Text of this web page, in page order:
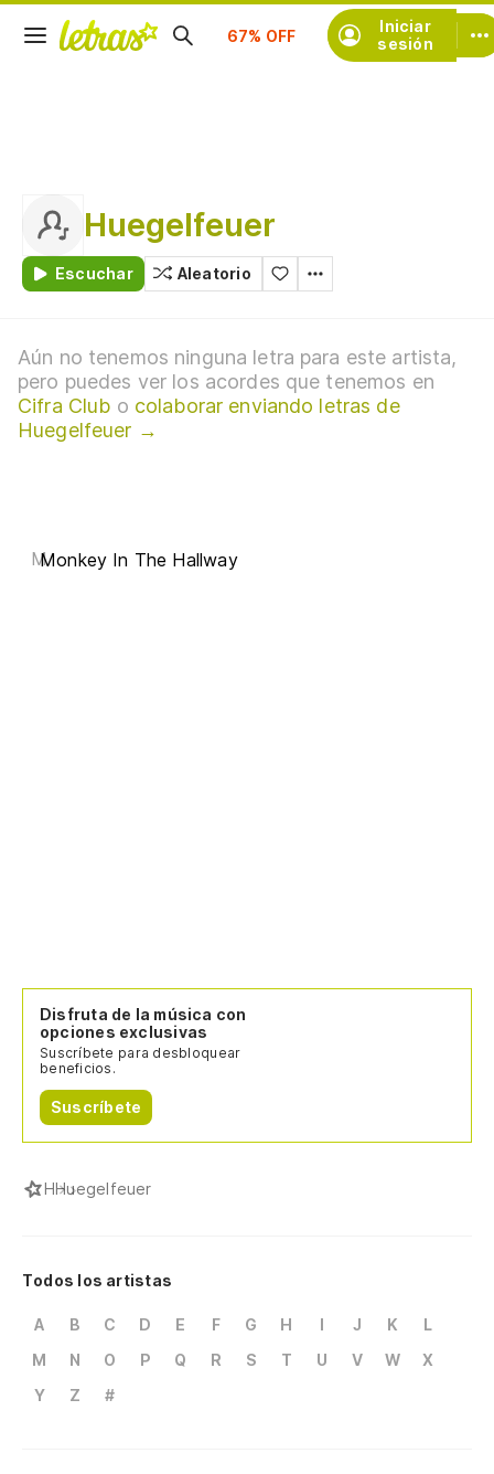
Iniciar
sesión
Suscríbete
Huegelfeuer
Escuchar Aleatorio
Aún no tenemos ninguna letra para este artista,
pero puedes ver los acordes que tenemos en
Cifra Club o colaborar enviando letras de
Huegelfeuer →
MMonkey In The Hallway
Disfruta de la música con
opciones exclusivas
Suscríbete para desbloquear
beneficios.
Suscríbete
HHuegelfeuer
Todos los artistas
A B C D E F G H I J K
L
M
N O P Q R S T U V W
X
Y
Z #